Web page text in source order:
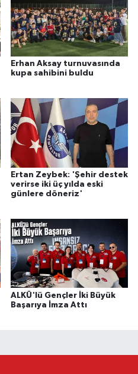
Erhan Aksay turnuvasında
kupa sahibini buldu
Ertan Zeybek: 'Şehir destek
verirse iki üç yılda eski
günlere döneriz'
ALKÜ'lü Gençler İki Büyük
Başarıya İmza Attı